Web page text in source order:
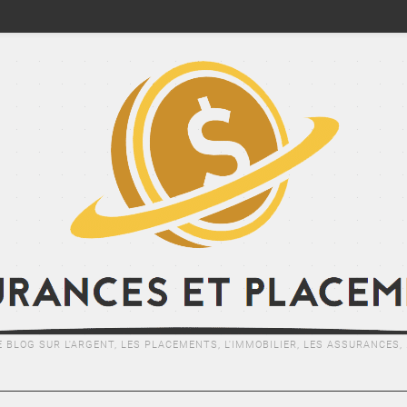
BLOG SUR L'ARGENT, LES PLACEMENTS, L'IMMOBILIER, LES ASSURANCES,